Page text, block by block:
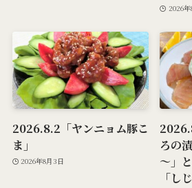
2026年
2026.8.2「ヤンニョム豚こ
ま」
2026年8月3日
ろの
～」
「し